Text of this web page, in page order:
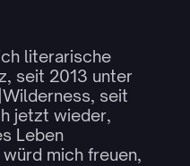
literarische
seit 2013 unter
seit
jetzt wieder,
Leben
würd mich freuen,